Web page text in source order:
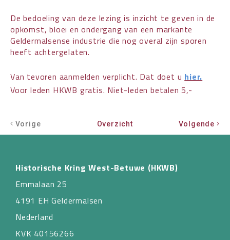
De bedoeling van deze lezing is inzicht te geven in de
opkomst, bloei en ondergang van een markante
Geldermalsense industrie die nog overal zijn sporen
heeft achtergelaten.
Van tevoren aanmelden verplicht. Dat doet u hier.
Voor leden HKWB gratis. Niet-leden betalen 5,-
Vorige Overzicht Volgende
Historische Kring West-Betuwe (HKWB)
Emmalaan 25
4191 EH Geldermalsen
Nederland
KVK 40156266